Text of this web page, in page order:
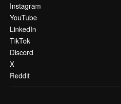
Instagram
YouTube
LinkedIn
TikTok
Discord
X
Reddit